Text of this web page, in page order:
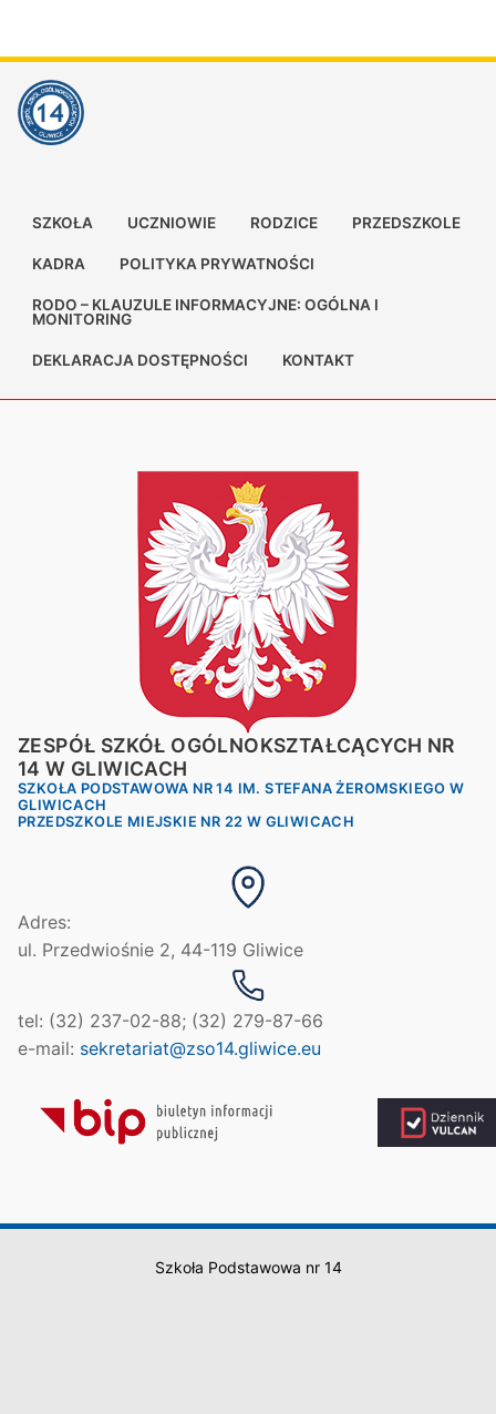
SZKOŁA UCZNIOWIE RODZICE PRZEDSZKOLE
KADRA POLITYKA PRYWATNOŚCI
RODO – KLAUZULE INFORMACYJNE: OGÓLNA I
MONITORING
DEKLARACJA DOSTĘPNOŚCI KONTAKT
ZESPÓŁ SZKÓŁ OGÓLNOKSZTAŁCĄCYCH NR
14 W GLIWICACH
SZKOŁA PODSTAWOWA NR 14 IM. STEFANA ŻEROMSKIEGO W
GLIWICACH
PRZEDSZKOLE MIEJSKIE NR 22 W GLIWICACH
Adres:
ul. Przedwiośnie 2, 44-119 Gliwice
tel: (32) 237-02-88; (32) 279-87-66
e-mail: sekretariat@zso14.gliwice.eu
Szkoła Podstawowa nr 14